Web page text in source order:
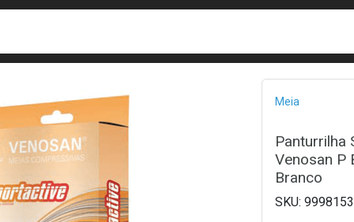
Meia
Panturrilha
Venosan P
Branco